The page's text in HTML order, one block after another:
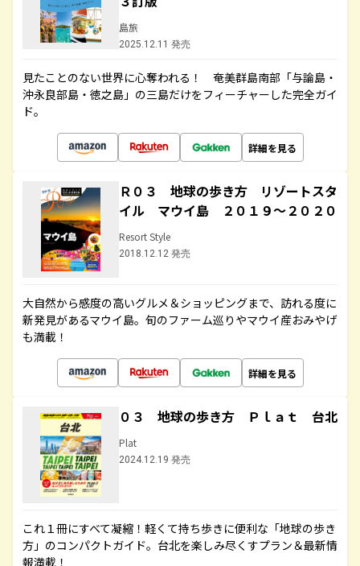
島旅
2025.12.11 発売
見たことのない世界に心奪われる！ 奄美群島南部「与論島・
沖永良部島・徳之島」の三島だけをフィーチャーした完全ガイ
ド。
詳細を見る
Ｒ０３ 地球の歩き方 リゾートスタ
イル マウイ島 ２０１９～２０２０
Resort Style
2018.12.12 発売
大自然から感度の高いグルメ＆ショッピングまで、訪れる度に
新発見があるマウイ島。旬のファーム巡りやマウイ産おみやげ
も満載！
詳細を見る
０３ 地球の歩き方 Ｐｌａｔ 台北
Plat
2024.12.19 発売
これ１冊にすべて凝縮！軽くて持ち歩きに便利な「地球の歩き
方」のコンパクトガイド。台北を楽しみ尽くすプラン＆最新情
報満載！